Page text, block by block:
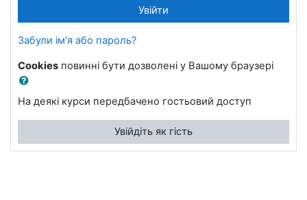
Увійти
Забули ім'я або пароль?
Cookies повинні бути дозволені у Вашому браузері
На деякі курси передбачено гостьовий доступ
Увійдіть як гість